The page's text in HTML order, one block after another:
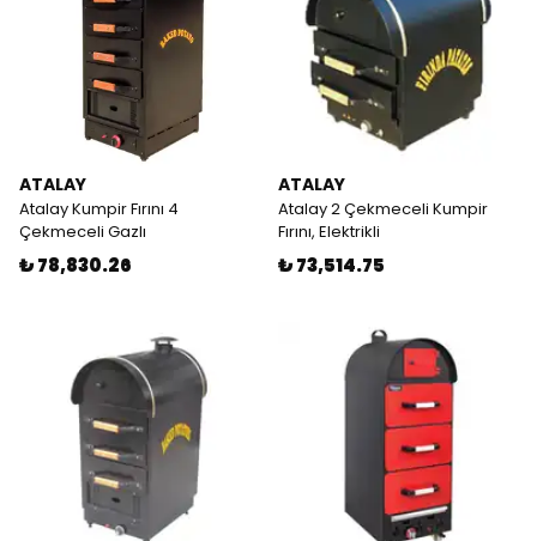
ATALAY
Atalay Kumpir Fırını 4
Çekmeceli Gazlı
₺ 78,830.26
ATALAY
Atalay 2 Çekmeceli Kumpir
Fırını, Elektrikli
₺ 73,514.75